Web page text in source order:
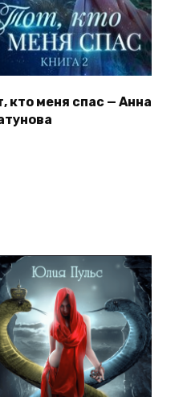
кто меня спас — Анна